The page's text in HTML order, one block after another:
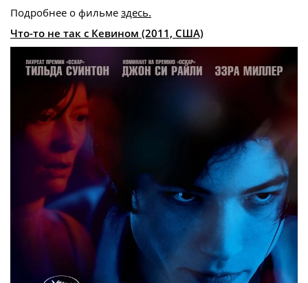
Подробнее о фильме здесь.
Что-то не так с Кевином (2011, США)